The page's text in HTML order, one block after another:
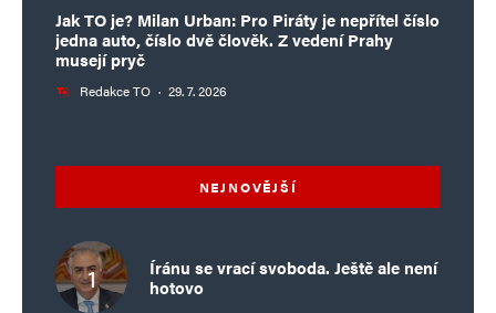
historie je mírně řečeno svérázná. Zkuste
se ponořit do studia moderní historie,
zejména geopolitiky. Je to ovšem hodně
zemí zejména USA a jeho techniku
jak řekl Obama.
Jak TO je? Milan Urban: Pro Piráty je nepřítel číslo
jedna auto, číslo dvě člověk. Z vedení Prahy
musejí pryč
Redakce TO · 29. 7. 2026
NEJNOVĚJŠÍ
Íránu se vrací svoboda. Ještě ale není
hotovo